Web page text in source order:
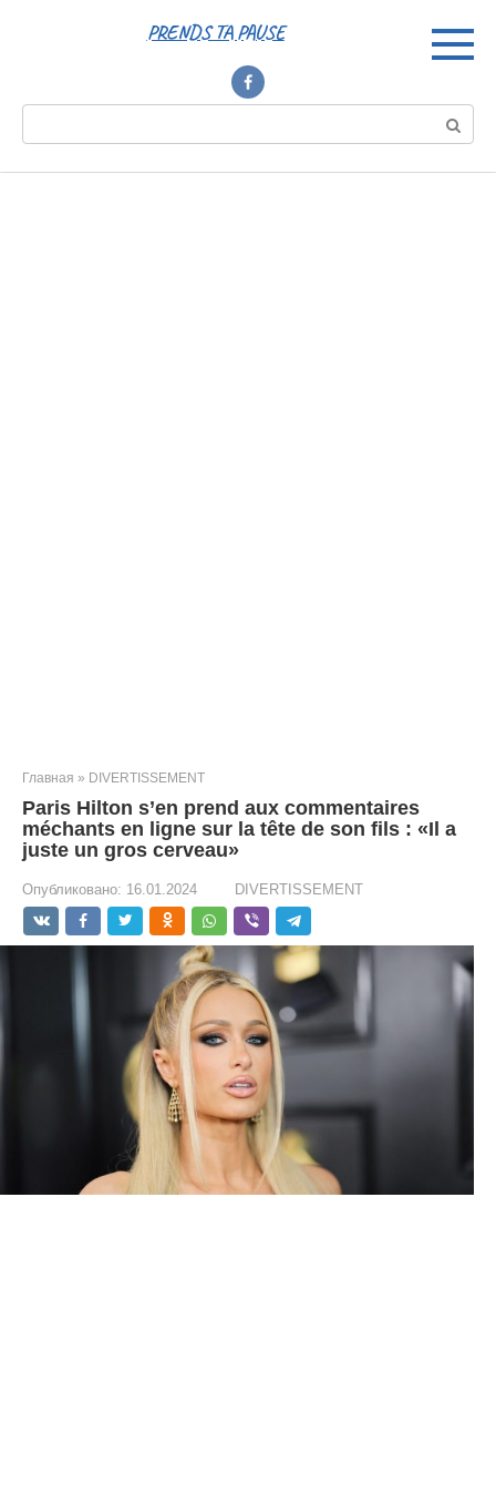
PRENDS TA PAUSE
Главная » DIVERTISSEMENT
Paris Hilton s’en prend aux commentaires
méchants en ligne sur la tête de son fils : «Il a
juste un gros cerveau»
Опубликовано: 16.01.2024 DIVERTISSEMENT